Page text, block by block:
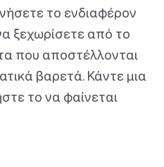
το ενδιαφέρον
ξεχωρίσετε από το
που αποστέλλονται
βαρετά. Κάντε μια
το να φαίνεται